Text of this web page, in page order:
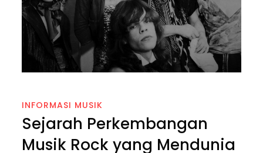
INFORMASI MUSIK
Sejarah Perkembangan
Musik Rock yang Mendunia